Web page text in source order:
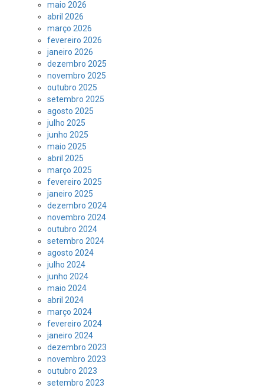
maio 2026
abril 2026
março 2026
fevereiro 2026
janeiro 2026
dezembro 2025
novembro 2025
outubro 2025
setembro 2025
agosto 2025
julho 2025
junho 2025
maio 2025
abril 2025
março 2025
fevereiro 2025
janeiro 2025
dezembro 2024
novembro 2024
outubro 2024
setembro 2024
agosto 2024
julho 2024
junho 2024
maio 2024
abril 2024
março 2024
fevereiro 2024
janeiro 2024
dezembro 2023
novembro 2023
outubro 2023
setembro 2023